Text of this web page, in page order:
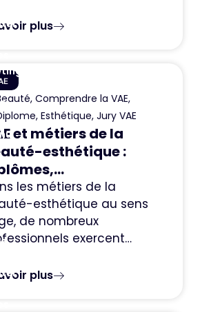
plus
,Comprendre la VAE,
,Esthétique,Jury VAE
et métiers de la
esthétique :
les métiers de la
esthétique au sens
de nombreux
exercent…
plus